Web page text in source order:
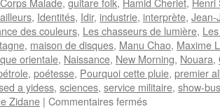
, Identités, Idir, industrie, interprète, Jean-
des couleurs, Les chasseurs de lumière,
, maison de disques, Manu Chao, Maxime
orientale, Naissance, New Morning, Nouara,
, poétesse, Pourquoi cette pluie, premier
a yidess, sciences, service militaire, show-
Zidane | Commentaires ferméssur